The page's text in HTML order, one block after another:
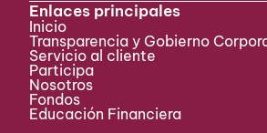
Enlaces principales
Inicio
Transparencia y Gobierno
Servicio al cliente
Participa ​
Nosotros
Fondos
Educación Financiera